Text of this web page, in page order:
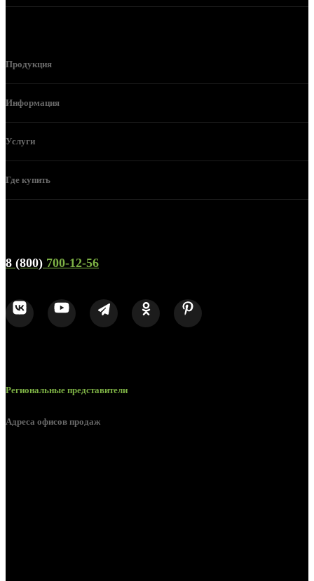
Продукция
Информация
Услуги
Где купить
8 (800) 700-12-56
Региональные представители
Адреса офисов продаж